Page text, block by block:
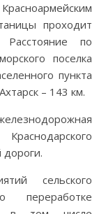
проходит
по
поселка
пункта
– 143 км.
дороги.
сельского
переработке